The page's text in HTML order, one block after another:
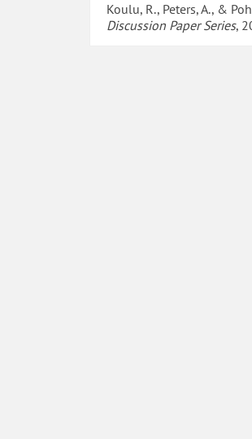
Koulu, R., Peters, A., &
Discussion Paper Series,